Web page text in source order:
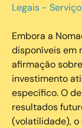
Legais -
Embora a
disponíveis em
afirmação
investimento
específico. O
resultados
(volatilidade), o